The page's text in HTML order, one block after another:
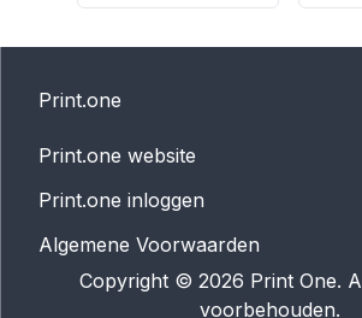
Print.one
Print.one website
Print.one inloggen
Algemene Voorwaarden
Copyright © 2026 Print One.
voorbehouden.